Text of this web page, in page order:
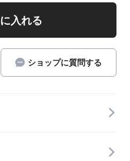
入れる
ショップに質問する